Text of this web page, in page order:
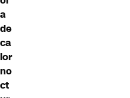
a
de
ca
lor
no
ct